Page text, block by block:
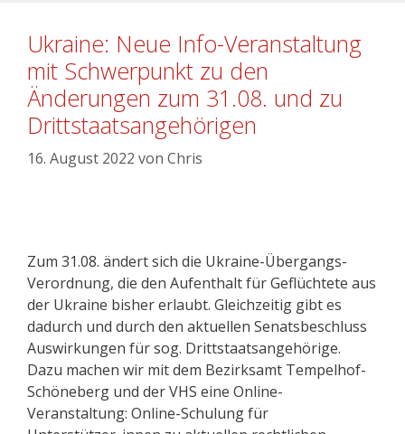
Ukraine: Neue Info-Veranstaltung
mit Schwerpunkt zu den
Änderungen zum 31.08. und zu
Drittstaatsangehörigen
16. August 2022 von Chris
Zum 31.08. ändert sich die Ukraine-Übergangs-
Verordnung, die den Aufenthalt für Geflüchtete aus
der Ukraine bisher erlaubt. Gleichzeitig gibt es
dadurch und durch den aktuellen Senatsbeschluss
Auswirkungen für sog. Drittstaatsangehörige.
Dazu machen wir mit dem Bezirksamt Tempelhof-
Schöneberg und der VHS eine Online-
Veranstaltung: Online-Schulung für